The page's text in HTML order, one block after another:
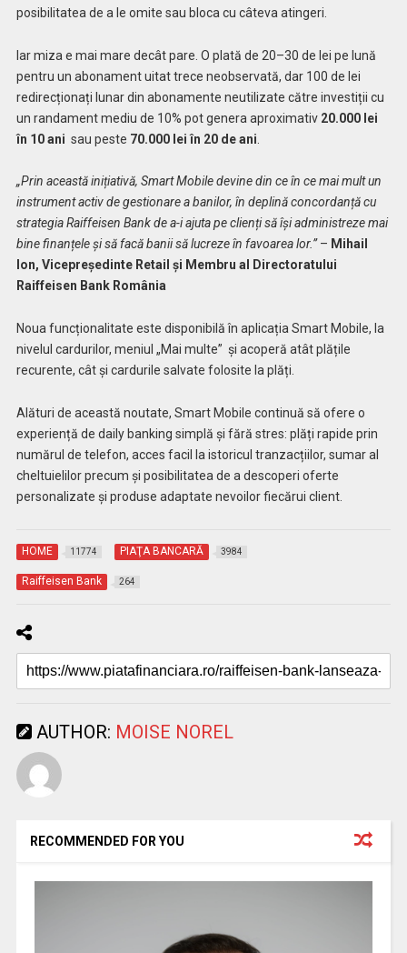
posibilitatea de a le omite sau bloca cu câteva atingeri.
Iar miza e mai mare decât pare. O plată de 20–30 de lei pe lună
pentru un abonament uitat trece neobservată, dar 100 de lei
redirecționați lunar din abonamente neutilizate către investiții cu
un randament mediu de 10% pot genera aproximativ 20.000 lei
în 10 ani sau peste 70.000 lei în 20 de ani
„Prin această inițiativă, Smart Mobile devine din ce în ce mai mult un
instrument activ de gestionare a banilor, în deplină concordanță cu
strategia Raiffeisen Bank de a-i ajuta pe clienți să își administreze mai
bine finanțele și să facă banii să lucreze în favoarea lor.”– Mihail
Ion, Vicepreședinte Retail și Membru al Directoratului
Raiffeisen Bank România
Noua funcționalitate este disponibilă în aplicația Smart Mobile, la
nivelul cardurilor, meniul „Mai multe” și acoperă atât plățile
recurente, cât și cardurile salvate folosite la plăți.
Alături de această noutate, Smart Mobile continuă să ofere o
experiență de daily banking simplă și fără stres: plăți rapide prin
numărul de telefon, acces facil la istoricul tranzacțiilor, sumar al
cheltuielilor precum și posibilitatea de a descoperi oferte
personalizate și produse adaptate nevoilor fiecărui client.
HOME 11774 PIAŢA BANCARĂ 3984
Raiffeisen Bank 264
AUTHOR: MOISE NOREL
RECOMMENDED FOR YOU